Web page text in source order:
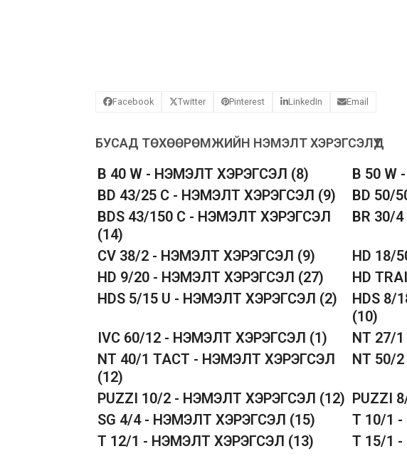
Facebook Twitter Pinterest LinkedIn Email
БУСАД ТӨХӨӨРӨМЖИЙН НЭМЭЛТ ХЭРЭГСЭЛҮҮД
B 40 W - НЭМЭЛТ ХЭРЭГСЭЛ (8) B 50
BD 43/25 C - НЭМЭЛТ ХЭРЭГСЭЛ (9) BD 50/
BDS 43/150 C - НЭМЭЛТ ХЭРЭГСЭЛ
(14)
BR 30/
CV 38/2 - НЭМЭЛТ ХЭРЭГСЭЛ (9) HD 18/
HD 9/20 - НЭМЭЛТ ХЭРЭГСЭЛ (27) HD
HDS 5/15 U - НЭМЭЛТ ХЭРЭГСЭЛ (2)
HDS 8/
(10)
IVC 60/12 - НЭМЭЛТ ХЭРЭГСЭЛ (1) NT 27/
NT 40/1 TACT - НЭМЭЛТ ХЭРЭГСЭЛ
(12)
NT 50/
PUZZI 10/2 - НЭМЭЛТ ХЭРЭГСЭЛ (12) PUZZI
SG 4/4 - НЭМЭЛТ ХЭРЭГСЭЛ (15) T 10/1
T 12/1 - НЭМЭЛТ ХЭРЭГСЭЛ (13) T 15/1